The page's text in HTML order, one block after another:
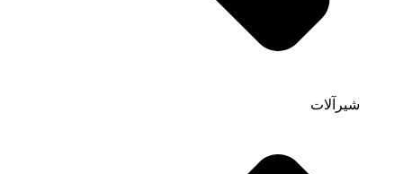
شیرآلات